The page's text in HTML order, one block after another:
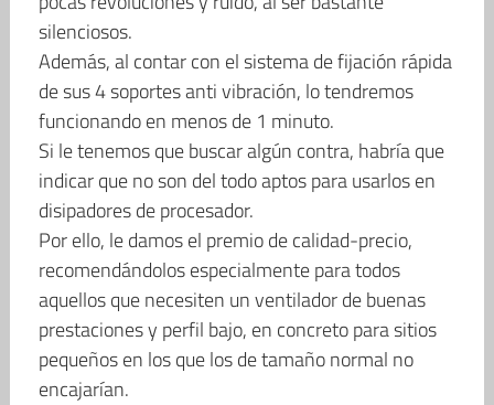
silenciosos.
Además, al contar con el sistema de fijación rápida
de sus 4 soportes anti vibración, lo tendremos
funcionando en menos de 1 minuto.
Si le tenemos que buscar algún contra, habría que
indicar que no son del todo aptos para usarlos en
disipadores de procesador.
Por ello, le damos el premio de calidad-precio,
recomendándolos especialmente para todos
aquellos que necesiten un ventilador de buenas
prestaciones y perfil bajo, en concreto para sitios
pequeños en los que los de tamaño normal no
encajarían.